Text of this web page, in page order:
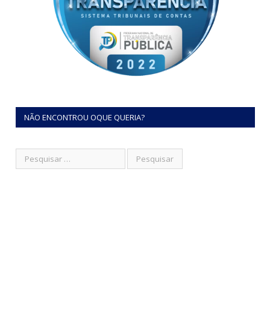
NÃO ENCONTROU OQUE QUERIA?